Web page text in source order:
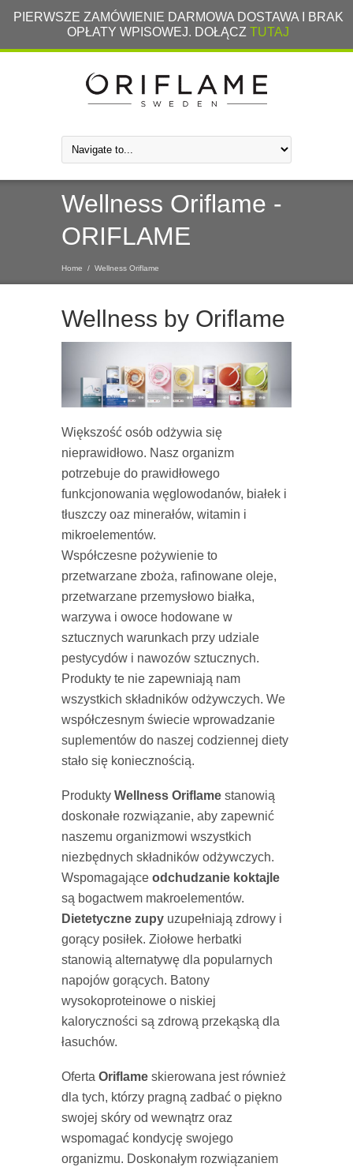
PIERWSZE ZAMÓWIENIE DARMOWA DOSTAWA I BRAK
OPŁATY WPISOWEJ. DOŁĄCZ TUTAJ
Wellness Oriflame -
ORIFLAME
Home / Wellness Oriflame
Wellness by Oriflame
Większość osób odżywia się
nieprawidłowo. Nasz organizm
potrzebuje do prawidłowego
funkcjonowania węglowodanów, białek i
tłuszczy oaz minerałów, witamin i
mikroelementów.
Współczesne pożywienie to
przetwarzane zboża, rafinowane oleje,
przetwarzane przemysłowo białka,
warzywa i owoce hodowane w
sztucznych warunkach przy udziale
pestycydów i nawozów sztucznych.
Produkty te nie zapewniają nam
wszystkich składników odżywczych. We
współczesnym świecie wprowadzanie
suplementów do naszej codziennej diety
stało się koniecznością.
Produkty Wellness Oriflame stanowią
doskonałe rozwiązanie, aby zapewnić
naszemu organizmowi wszystkich
niezbędnych składników odżywczych.
Wspomagające odchudzanie koktajle
są bogactwem makroelementów.
Dietetyczne zupy uzupełniają zdrowy i
gorący posiłek. Ziołowe herbatki
stanowią alternatywę dla popularnych
napojów gorących. Batony
wysokoproteinowe o niskiej
kaloryczności są zdrową przekąską dla
łasuchów.
Oferta Oriflame skierowana jest również
dla tych, którzy pragną zadbać o piękno
swojej skóry od wewnątrz oraz
wspomagać kondycję swojego
organizmu. Doskonałym rozwiązaniem